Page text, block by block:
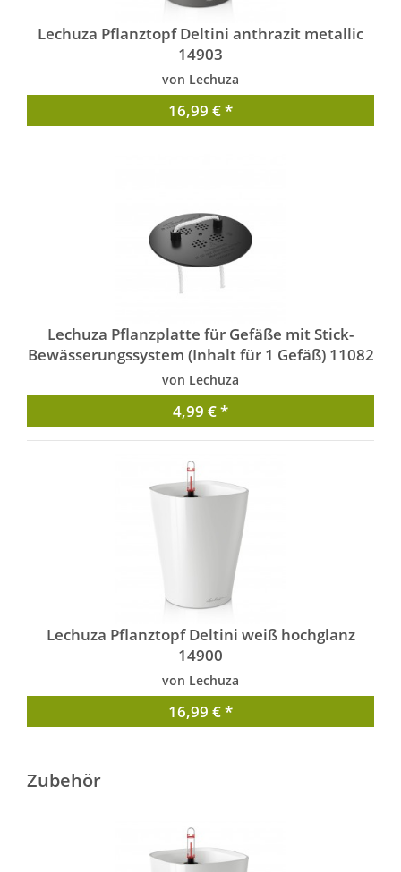
Lechuza Pflanztopf Deltini anthrazit metallic
14903
von Lechuza
16,99 € *
Lechuza Pflanzplatte für Gefäße mit Stick-
Bewässerungssystem (Inhalt für 1 Gefäß) 11082
von Lechuza
4,99 € *
Lechuza Pflanztopf Deltini weiß hochglanz
14900
von Lechuza
16,99 € *
Zubehör